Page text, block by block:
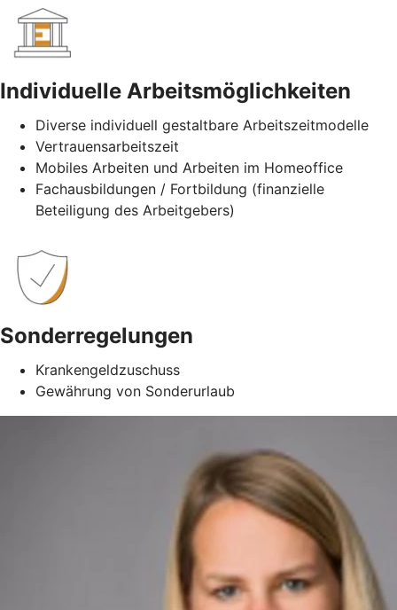
Individuelle Arbeitsmöglichkeiten
Diverse individuell gestaltbare Arbeitszeitmodelle
Vertrauensarbeitszeit
Mobiles Arbeiten und Arbeiten im Homeoffice
Fachausbildungen / Fortbildung (finanzielle
Beteiligung des Arbeitgebers)
Sonderregelungen
Krankengeldzuschuss
Gewährung von Sonderurlaub